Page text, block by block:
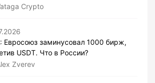
Crypto
Евросоюз заминусовал 1000 бирж,
USDT. Что в России?
Zverev